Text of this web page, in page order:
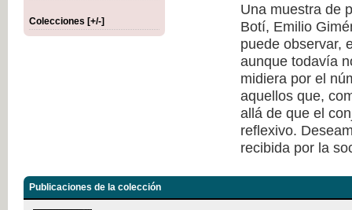
Colecciones [+/-]
Una muestra de
Botí, Emilio
puede observar,
aunque todavía
midiera por el
aquellos que,
allá de que el
reflexivo.
recibida por la
Publicaciones de la colección